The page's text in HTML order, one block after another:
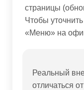
страницы
Чтобы
«Меню» на
Реальный
отличаться